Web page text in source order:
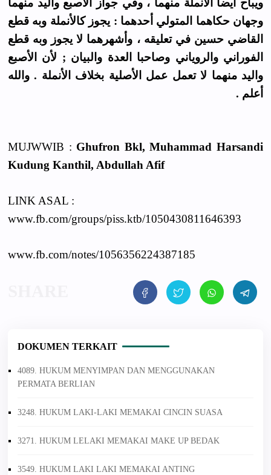
ويباح أيضا الأنملة منهما ، وفي جواز الأصبع واليد منهما
وجهان حكاهما المتولي أحدهما : يجوز كالأنملة وبه قطع
القاضي حسين في تعليقه ، وأشهرهما لا يجوز وبه قطع
الفوراني والروياني وصاحبا العدة والبيان ; لأن الأصبع
واليد منهما لا تعمل عمل الأصلية بخلاف الأنملة . والله
أعلم .
MUJWWIB : Ghufron Bkl, Muhammad Harsandi
Kudung Kanthil, Abdullah Afif
LINK ASAL :
www.fb.com/groups/piss.ktb/1050430811646393
www.fb.com/notes/1056356224387185
DOKUMEN TERKAIT
4089. HUKUM MENYIMPAN DAN MENGGUNAKAN
PERMATA BERLIAN
3248. HUKUM LAKI-LAKI MEMAKAI CINCIN SUASA
3271. HUKUM LELAKI MEMAKAI MAKE UP BEDAK
3549. HUKUM LAKI LAKI MEMAKAI ANTING